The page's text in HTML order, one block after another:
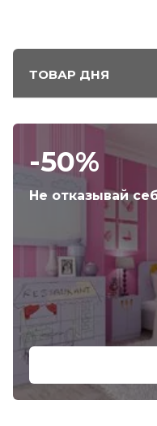
ТОВАР ДНЯ
-50%
Не отказывай